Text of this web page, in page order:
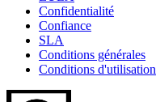
Confidentialité
Confiance
SLA
Conditions générales
Conditions d'utilisation